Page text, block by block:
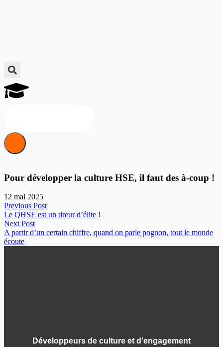
Pour développer la culture HSE, il faut des à-coup !
12 mai 2025
Previous Post
Le QHSE est un tireur d’élite !
Next Post
A partir d’un certain chiffre, quand on parle pognon, tout le monde
écoute
Développeurs de culture et d’engagement